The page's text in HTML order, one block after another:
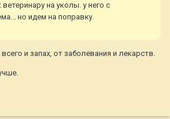
на уколы. у него с
но идем на поправку.
и запах, от заболевания и лекарств.